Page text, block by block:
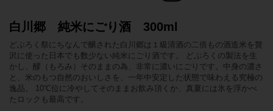
白川郷 純米にごり酒 300ml
どぶろく祭にちなんで醸された白川郷は１級清酒の二倍もの酒造米を贅
沢に使った日本でも数少ない純米にごり酒です。 どぶろくの製法を生
かし、醪（もろみ）そのままの為、非常に濃いにごりです。中身の濃さ
と、米のもつ自然のおいしさを、一年中安定した状態で味わえる究極の
逸品。 10℃位に冷やしてそのままお飲み頂くか、真夏には氷を浮かべ
たロックも最高です。